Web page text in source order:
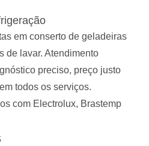
em conserto de geladeiras
de lavar. Atendimento
preciso, preço justo
todos os serviços.
com Electrolux, Brastemp